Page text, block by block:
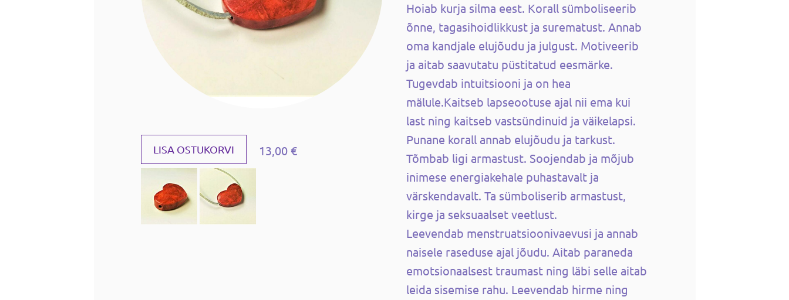
LISA OSTUKORVI 13,00 €
Hoiab kurja silma eest. Korall sümboliseerib
õnne, tagasihoidlikkust ja surematust. Annab
oma kandjale elujõudu ja julgust. Motiveerib
ja aitab saavutatu püstitatud eesmärke.
Tugevdab intuitsiooni ja on hea
mälule.Kaitseb lapseootuse ajal nii ema kui
last ning kaitseb vastsündinuid ja väikelapsi.
Punane korall annab elujõudu ja tarkust.
Tõmbab ligi armastust. Soojendab ja mõjub
inimese energiakehale puhastavalt ja
värskendavalt. Ta sümboliserib armastust,
kirge ja seksuaalset veetlust.
Leevendab menstruatsioonivaevusi ja annab
naisele raseduse ajal jõudu. Aitab paraneda
emotsionaalsest traumast ning läbi selle aitab
leida sisemise rahu. Leevendab hirme ning